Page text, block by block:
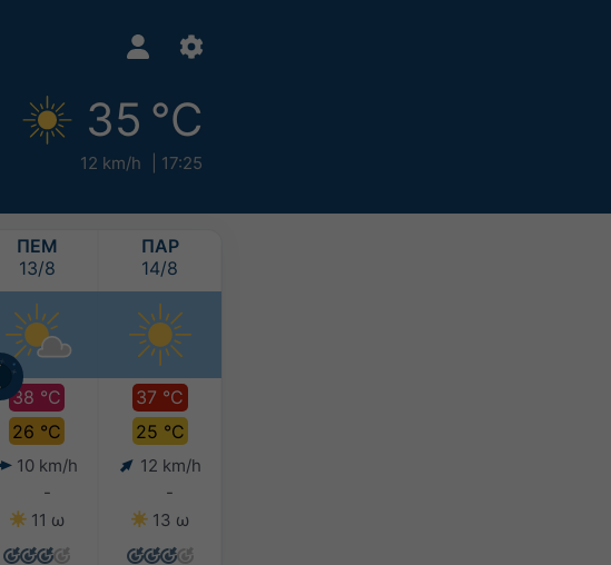
35 °C
12 km/h 17:25
ΠΕΜ
13/8
38 °C
26 °C
10 km/h
-
11 ω
ΠΑΡ
14/8
37 °C
25 °C
12 km/h
-
13 ω